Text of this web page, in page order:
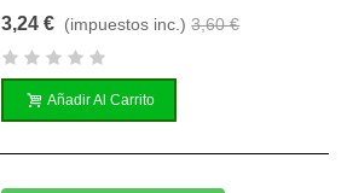
3,24 € (impuestos inc.) 3,60 €
Añadir Al Carrito